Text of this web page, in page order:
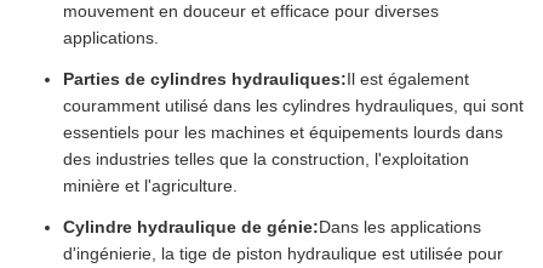
mouvement en douceur et efficace pour diverses
applications.
Parties de cylindres hydrauliques:Il est également
couramment utilisé dans les cylindres hydrauliques, qui sont
essentiels pour les machines et équipements lourds dans
des industries telles que la construction, l'exploitation
minière et l'agriculture.
Cylindre hydraulique de génie:Dans les applications
d'ingénierie, la tige de piston hydraulique est utilisée pour